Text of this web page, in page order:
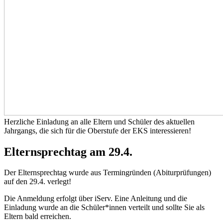
Herzliche Einladung an alle Eltern und Schüler des aktuellen
Jahrgangs, die sich für die Oberstufe der EKS interessieren!
Elternsprechtag am 29.4.
Der Elternsprechtag wurde aus Termingründen (Abiturprüfungen)
auf den 29.4. verlegt!
Die Anmeldung erfolgt über iServ. Eine Anleitung und die
Einladung wurde an die Schüler*innen verteilt und sollte Sie als
Eltern bald erreichen.